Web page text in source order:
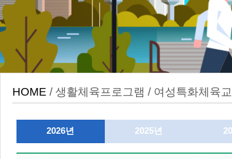
HOME / 생활체육프로그램 / 여성특화체육
2026년 2025년